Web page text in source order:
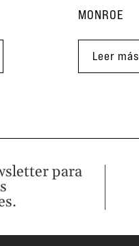
MONROE
Leer más
para